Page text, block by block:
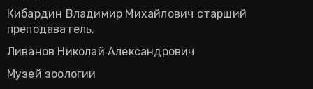
Кибардин Владимир Михайлович старший
преподаватель.
Ливанов Николай Александрович
Музей зоологии